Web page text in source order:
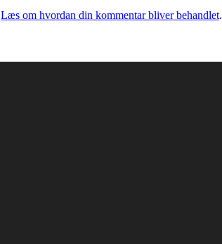
Læs om hvordan din kommentar bliver behandlet.